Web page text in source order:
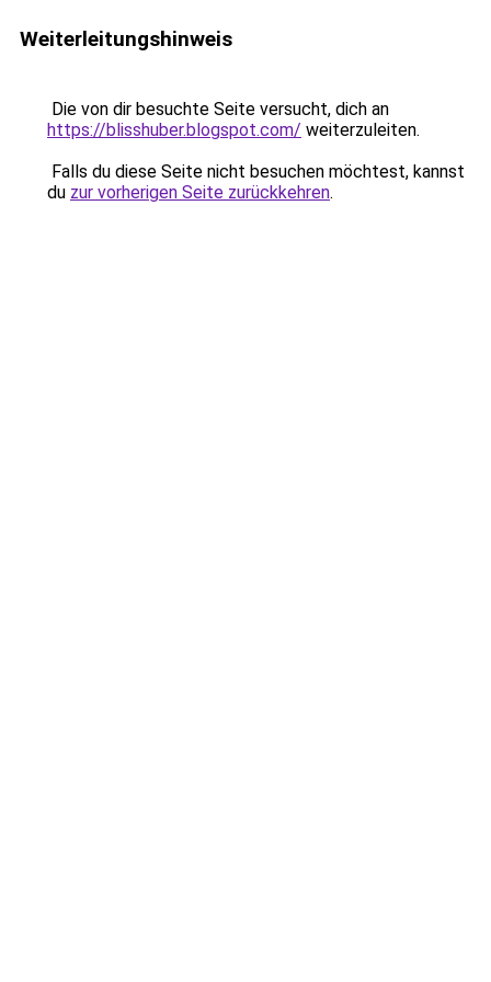
Weiterleitungshinweis
Die von dir besuchte Seite versucht, dich an
https://blisshuber.blogspot.com/ weiterzuleiten.
Falls du diese Seite nicht besuchen möchtest, kannst
du zur vorherigen Seite zurückkehren.